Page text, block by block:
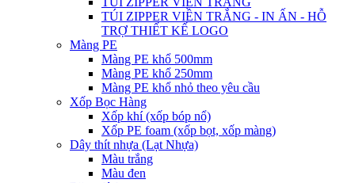
TÚI ZIPPER VIỀN TRẮNG - IN ẤN - HỖ
TRỢ THIẾT KẾ LOGO
Màng PE
Màng PE khổ 500mm
Màng PE khổ 250mm
Màng PE khổ nhỏ theo yêu cầu
Xốp Bọc Hàng
Xốp khí (xốp bóp nổ)
Xốp PE foam (xốp bọt, xốp màng)
Dây thít nhựa (Lạt Nhựa)
Màu trắng
Màu đen